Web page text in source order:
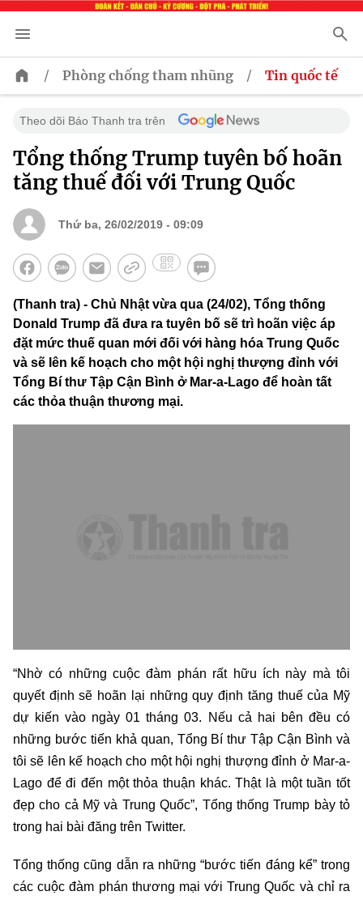
/ Phòng chống tham nhũng / Tin quốc tế
Theo dõi Báo Thanh tra trên
Tổng thống Trump tuyên bố hoãn
tăng thuế đối với Trung Quốc
Thứ ba, 26/02/2019 - 09:09
(Thanh tra) - Chủ Nhật vừa qua (24/02), Tổng thống
Donald Trump đã đưa ra tuyên bố sẽ trì hoãn việc áp
đặt mức thuế quan mới đối với hàng hóa Trung Quốc
và sẽ lên kế hoạch cho một hội nghị thượng đỉnh với
Tổng Bí thư Tập Cận Bình ở Mar-a-Lago để hoàn tất
các thỏa thuận thương mại.
“Nhờ có những cuộc đàm phán rất hữu ích này mà tôi
quyết định sẽ hoãn lại những quy định tăng thuế của Mỹ
dự kiến vào ngày 01 tháng 03. Nếu cả hai bên đều có
những bước tiến khả quan, Tổng Bí thư Tập Cận Bình và
tôi sẽ lên kế hoạch cho một hội nghị thượng đỉnh ở Mar-a-
Lago để đi đến một thỏa thuận khác. Thật là một tuần tốt
đẹp cho cả Mỹ và Trung Quốc”, Tổng thống Trump bày tỏ
trong hai bài đăng trên Twitter.
Tổng thống cũng dẫn ra những “bước tiến đáng kể” trong
các cuộc đàm phán thương mại với Trung Quốc và chỉ ra